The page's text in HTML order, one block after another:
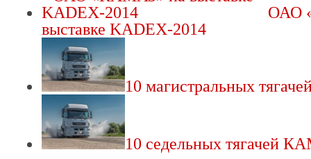
ОАО
выставке KADEX-2014
10 магистральных
10 седельных тягачей